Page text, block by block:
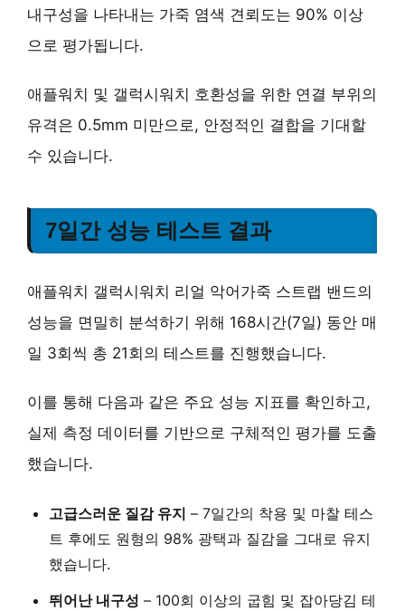
내구성을 나타내는 가죽 염색 견뢰도는 90% 이상
으로 평가됩니다.
애플워치 및 갤럭시워치 호환성을 위한 연결 부위의
유격은 0.5mm 미만으로, 안정적인 결합을 기대할
수 있습니다.
7일간 성능 테스트 결과
애플워치 갤럭시워치 리얼 악어가죽 스트랩 밴드의
성능을 면밀히 분석하기 위해 168시간(7일) 동안 매
일 3회씩 총 21회의 테스트를 진행했습니다.
이를 통해 다음과 같은 주요 성능 지표를 확인하고,
실제 측정 데이터를 기반으로 구체적인 평가를 도출
했습니다.
고급스러운 질감 유지 – 7일간의 착용 및 마찰 테스
트 후에도 원형의 98% 광택과 질감을 그대로 유지
했습니다.
뛰어난 내구성 – 100회 이상의 굽힘 및 잡아당김 테